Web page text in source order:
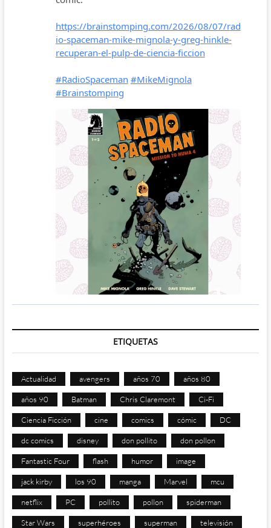
ETIQUETAS
Actualidad avengers años 70 años 80
años 90 Batman Chris Claremont Ci-Fi
Ciencia Ficción cine comics cómic DC
dc comics disney don pollito don pollon
Fantastic Four flash humor image
jack kirby los 90 manga Marvel mcu
netflix PC pollito pollon spiderman
Star Wars superhéroes superman televisión